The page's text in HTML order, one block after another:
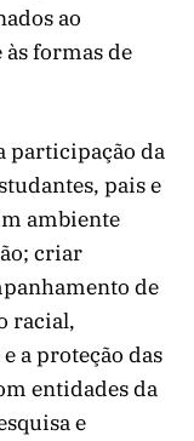
ao
formas de
participação da
pais e
ambiente
criar
de
racial,
a proteção das
entidades da
e